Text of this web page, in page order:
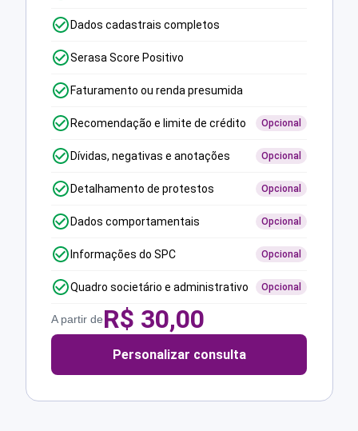
Dados cadastrais completos
Serasa Score Positivo
Faturamento ou renda presumida
Recomendação e limite de crédito Opcional
Dívidas, negativas e anotações Opcional
Detalhamento de protestos Opcional
Dados comportamentais Opcional
Informações do SPC Opcional
Quadro societário e administrativo Opcional
A partir deR$ 30,00
Personalizar consulta